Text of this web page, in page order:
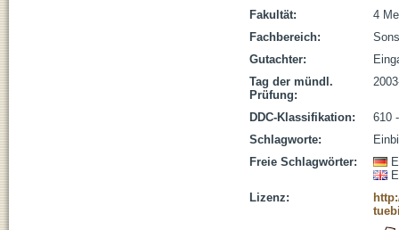
Fakultät:
4
Fachbereich:
Gutachter:
Tag der mündl.
Prüfung:
DDC-Klassifikation:
610
Schlagworte:
Freie Schlagwörter:
Lizenz: